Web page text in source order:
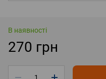
В наявності
270 грн